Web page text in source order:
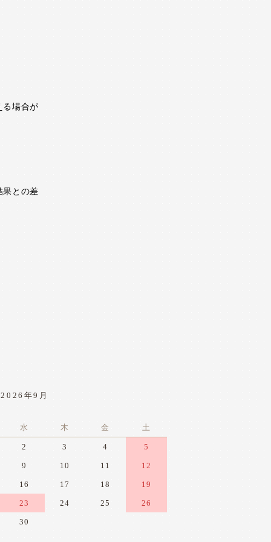
る場合が
果との差
2026年9月
水 木 金 土
2 3 4 5
9 10 11 12
16 17 18 19
23 24 25 26
30